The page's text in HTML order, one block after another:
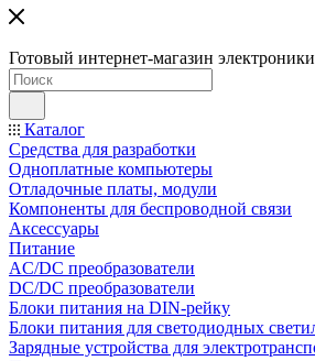
Готовый интернет-магазин электроники
Каталог
Средства для разработки
Одноплатные компьютеры
Отладочные платы, модули
Компоненты для беспроводной связи
Аксессуары
Питание
AC/DC преобразователи
DC/DC преобразователи
Блоки питания на DIN-рейку
Блоки питания для светодиодных
Зарядные устройства для